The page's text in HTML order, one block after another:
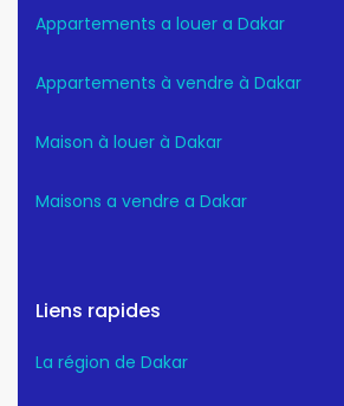
Appartements a louer a Dakar
Appartements à vendre à Dakar
Maison à louer à Dakar
Maisons a vendre a Dakar
Liens rapides
La région de Dakar